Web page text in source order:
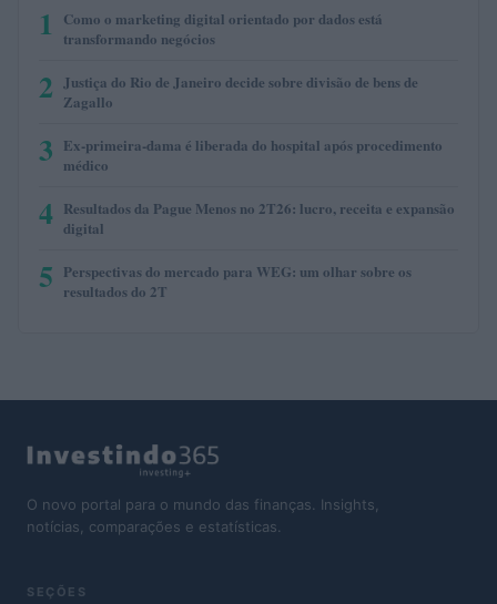
1
Como o marketing digital orientado por dados está
transformando negócios
2
Justiça do Rio de Janeiro decide sobre divisão de bens de
Zagallo
3 Ex-primeira-dama é liberada do hospital após procedimento
médico
4 Resultados da Pague Menos no 2T26: lucro, receita e expansão
digital
5 Perspectivas do mercado para WEG: um olhar sobre os
resultados do 2T
O novo portal para o mundo das finanças. Insights,
notícias, comparações e estatísticas.
SEÇÕES